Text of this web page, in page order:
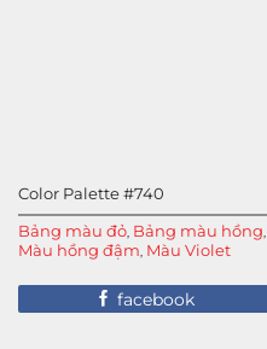
Color Palette #740
Bảng màu đỏ, Bảng màu hồng,
Màu hồng đậm, Màu Violet
facebook